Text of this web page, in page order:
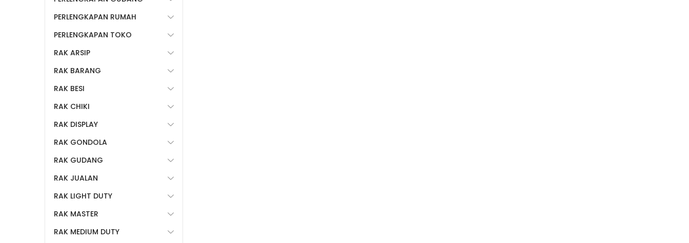
PERLENGKAPAN RUMAH
PERLENGKAPAN TOKO
RAK ARSIP
RAK BARANG
RAK BESI
RAK CHIKI
RAK DISPLAY
RAK GONDOLA
RAK GUDANG
RAK JUALAN
RAK LIGHT DUTY
RAK MASTER
RAK MEDIUM DUTY